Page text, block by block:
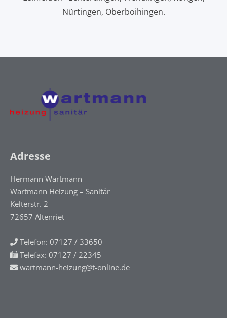
Nürtingen, Oberboihingen.
Adresse
Hermann Wartmann
Wartmann Heizung – Sanitär
Kelterstr. 2
72657 Altenriet
Telefon: 07127 / 33650
Telefax: 07127 / 22345
wartmann-heizung@t-online.de